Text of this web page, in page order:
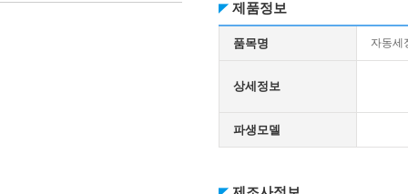
제품정보
품목명 자동세
상세정보
파생모델